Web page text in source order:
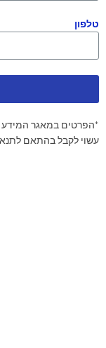
טלפון
*הפרטים במאגר המידע
עשוי לקבל בהתאם